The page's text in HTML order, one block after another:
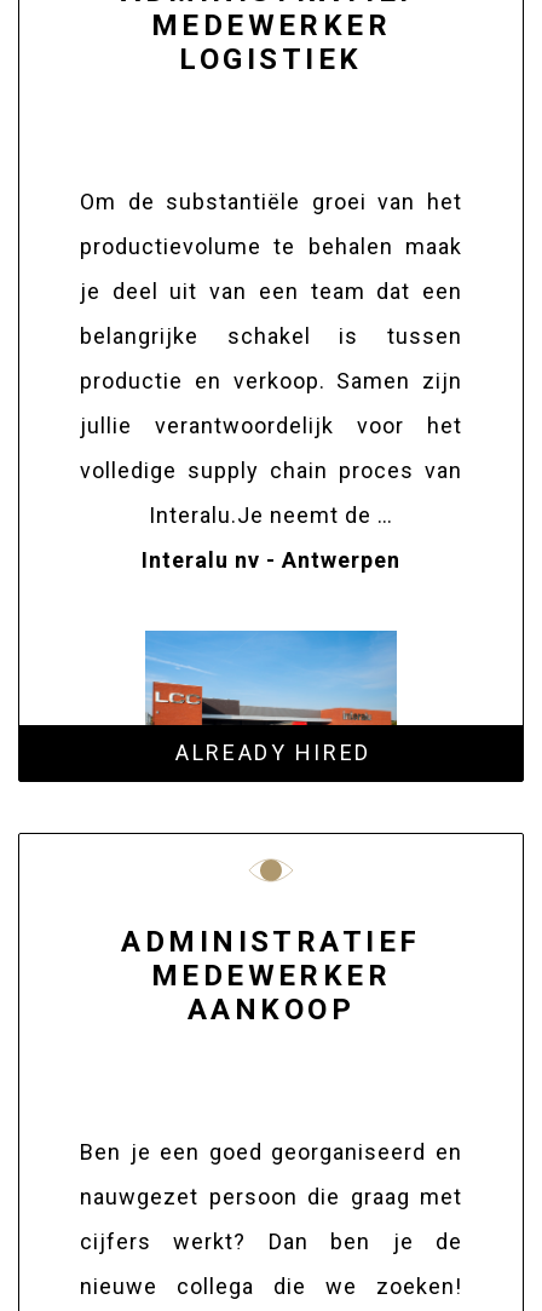
MEDEWERKER
LOGISTIEK
Om de substantiële groei van het
productievolume te behalen maak
je deel uit van een team dat een
belangrijke schakel is tussen
productie en verkoop. Samen zijn
jullie verantwoordelijk voor het
volledige supply chain proces van
Interalu.Je neemt de …
Interalu nv - Antwerpen
ALREADY HIRED
ADMINISTRATIEF
MEDEWERKER
AANKOOP
Ben je een goed georganiseerd en
nauwgezet persoon die graag met
cijfers werkt? Dan ben je de
nieuwe collega die we zoeken!